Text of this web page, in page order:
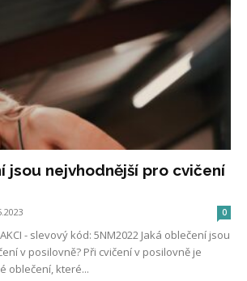
jsou nejvhodnější pro cvičení
0
AKCI - slevový kód: 5NM2022 Jaká oblečení jsou
v posilovně? Při cvičení v posilovně je
oblečení, které...